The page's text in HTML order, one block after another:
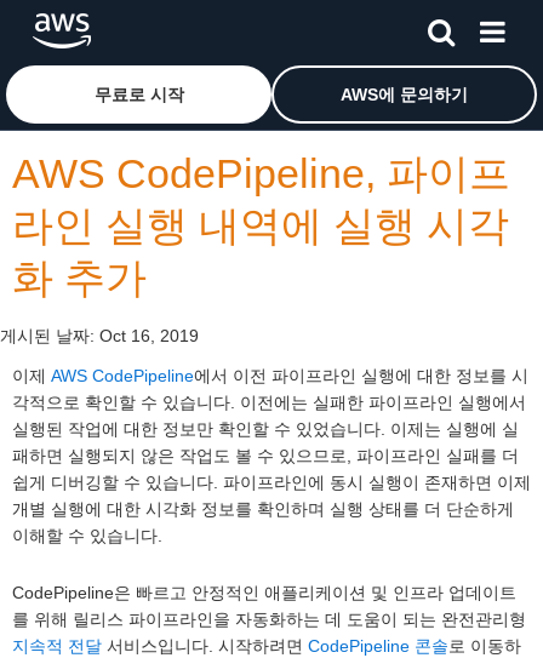
메인 콘텐츠로 건너뛰기Amazon Web Services 홈 페이지로 돌아가려면 여기를 클
무료로 시작 AWS에 문의하기
AWS CodePipeline, 파이프
라인 실행 내역에 실행 시각
화 추가
게시된 날짜: Oct 16, 2019
이제 AWS CodePipeline에서 이전 파이프라인 실행에 대한 정보를 시
각적으로 확인할 수 있습니다. 이전에는 실패한 파이프라인 실행에서
실행된 작업에 대한 정보만 확인할 수 있었습니다. 이제는 실행에 실
패하면 실행되지 않은 작업도 볼 수 있으므로, 파이프라인 실패를 더
쉽게 디버깅할 수 있습니다. 파이프라인에 동시 실행이 존재하면 이제
개별 실행에 대한 시각화 정보를 확인하며 실행 상태를 더 단순하게
이해할 수 있습니다.
CodePipeline은 빠르고 안정적인 애플리케이션 및 인프라 업데이트
를 위해 릴리스 파이프라인을 자동화하는 데 도움이 되는 완전관리형
지속적 전달 서비스입니다. 시작하려면 CodePipeline 콘솔로 이동하